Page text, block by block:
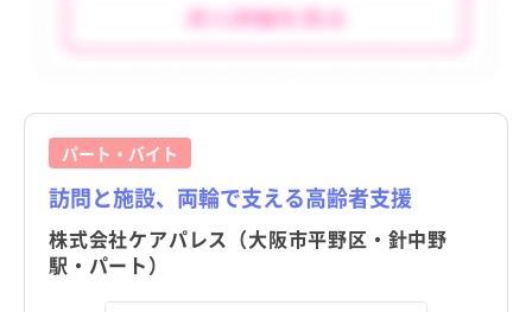
パート・バイト
訪問と施設、両輪で支える高齢者支援
株式会社ケアパレス（大阪市平野区・針中野
駅・パート）